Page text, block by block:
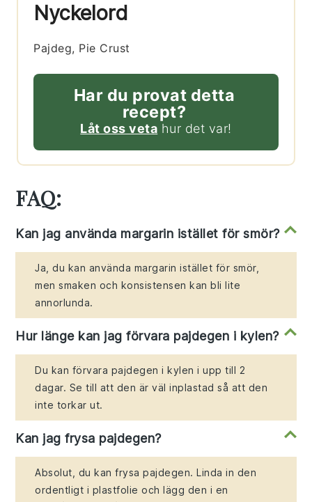
Nyckelord
Pajdeg, Pie Crust
Har du provat detta
recept?
Låt oss veta hur det var!
FAQ:
Kan jag använda margarin istället för smör?
Ja, du kan använda margarin istället för smör,
men smaken och konsistensen kan bli lite
annorlunda.
Hur länge kan jag förvara pajdegen i kylen?
Du kan förvara pajdegen i kylen i upp till 2
dagar. Se till att den är väl inplastad så att den
inte torkar ut.
Kan jag frysa pajdegen?
Absolut, du kan frysa pajdegen. Linda in den
ordentligt i plastfolie och lägg den i en